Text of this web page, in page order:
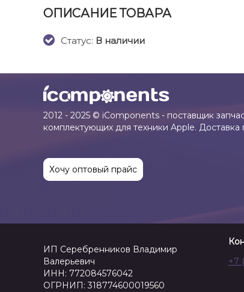
ОПИСАНИЕ ТОВАРА
Cтатус: В наличии
2012 - 2025 © iComponents - поставщик
комплектующих для техники Apple. Доставка
Хочу оптовый прайс
ИП Серебренников Владимир
Валерьевич
ИНН: 772084576042
ОГРНИП: 318774600019560
+7